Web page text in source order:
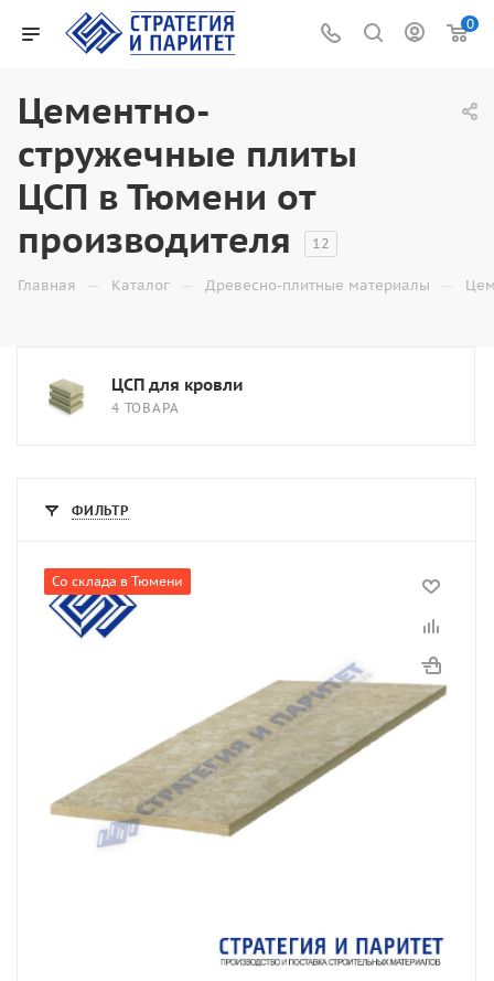
0
Цементно-
стружечные плиты
ЦСП в Тюмени от
производителя
12
Главная — Каталог — Древесно-плитные материалы —
ЦСП для кровли
4 ТОВАРА
ФИЛЬТР
Со склада в Тюмени